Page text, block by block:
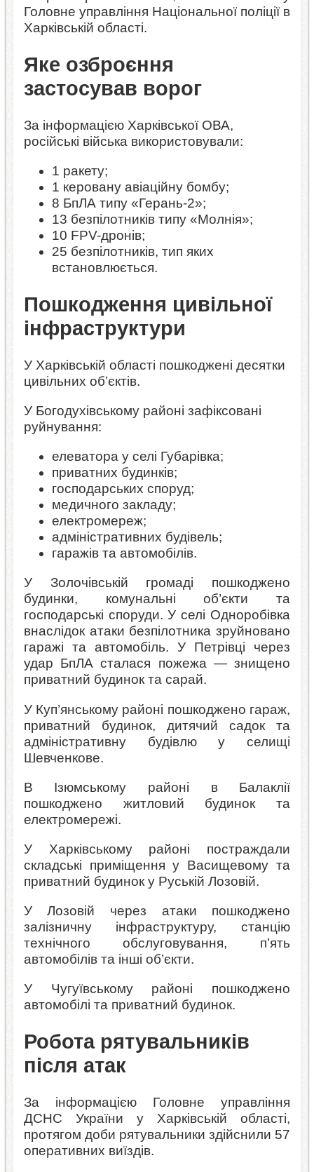
Головне управління Національної поліції в
Харківській області.
Яке озброєння
застосував ворог
За інформацією Харківської ОВА,
російські війська використовували:
1 ракету;
1 керовану авіаційну бомбу;
8 БпЛА типу «Герань-2»;
13 безпілотників типу «Молнія»;
10 FPV-дронів;
25 безпілотників, тип яких
встановлюється.
Пошкодження цивільної
інфраструктури
У Харківській області пошкоджені десятки
цивільних об’єктів.
У Богодухівському районі зафіксовані
руйнування:
елеватора у селі Губарівка;
приватних будинків;
господарських споруд;
медичного закладу;
електромереж;
адміністративних будівель;
гаражів та автомобілів.
У Золочівській громаді пошкоджено
будинки, комунальні об’єкти та
господарські споруди. У селі Одноробівка
внаслідок атаки безпілотника зруйновано
гаражі та автомобіль. У Петрівці через
удар БпЛА сталася пожежа — знищено
приватний будинок та сарай.
У Куп’янському районі пошкоджено гараж,
приватний будинок, дитячий садок та
адміністративну будівлю у селищі
Шевченкове.
В Ізюмському районі в Балаклії
пошкоджено житловий будинок та
електромережі.
У Харківському районі постраждали
складські приміщення у Васищевому та
приватний будинок у Руській Лозовій.
У Лозовій через атаки пошкоджено
залізничну інфраструктуру, станцію
технічного обслуговування, п’ять
автомобілів та інші об’єкти.
У Чугуївському районі пошкоджено
автомобілі та приватний будинок.
Робота рятувальників
після атак
За інформацією Головне управління
ДСНС України у Харківській області,
протягом доби рятувальники здійснили 57
оперативних виїздів.